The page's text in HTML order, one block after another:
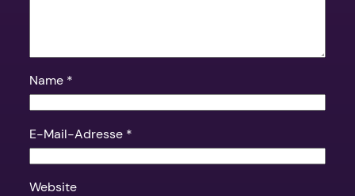
Name *
E-Mail-Adresse *
Website